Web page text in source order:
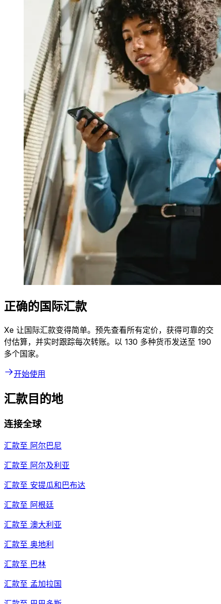
正确的国际汇款
Xe 让国际汇款变得简单。预先查看所有定价，获得可靠的交
付估算，并实时跟踪每次转账。以 130 多种货币发送至 190
多个国家。
开始使用
汇款目的地
连接全球
汇款至 阿尔巴尼
汇款至 阿尔及利亚
汇款至 安提瓜和巴布达
汇款至 阿根廷
汇款至 澳大利亚
汇款至 奥地利
汇款至 巴林
汇款至 孟加拉国